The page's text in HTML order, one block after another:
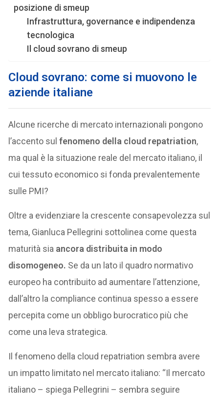
posizione di smeup
Infrastruttura, governance e indipendenza
tecnologica
Il cloud sovrano di smeup
Cloud sovrano: come si muovono le
aziende italiane
Alcune ricerche di mercato internazionali pongono
l’accento sulfenomeno della cloud repatriation,
ma qual è la situazione reale del mercato italiano, il
cui tessuto economico si fonda prevalentemente
sulle PMI?
Oltre a evidenziare la crescente consapevolezza sul
tema, Gianluca Pellegrini sottolinea come questa
maturità sia ancora distribuita in modo
disomogeneo. Se da un lato il quadro normativo
europeo ha contribuito ad aumentare l’attenzione,
dall’altro la compliance continua spesso a essere
percepita come un obbligo burocratico più che
come una leva strategica.
Il fenomeno della cloud repatriation sembra avere
un impatto limitato nel mercato italiano: “Il mercato
italiano – spiega Pellegrini – sembra seguire